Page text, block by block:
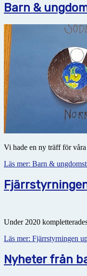
Barn &
Vi hade en ny träff för
Läs mer: Barn &
Under 2020
Läs mer: Fjärrstyrningen
Nyheter från